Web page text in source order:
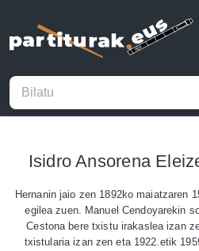
Isidro Ansorena
Hernanin jaio zen 1892ko maiatzaren
egilea zuen. Manuel Cendoyarekin
Cestona bere txistu irakaslea izan
txistularia izan zen eta 1922.etik